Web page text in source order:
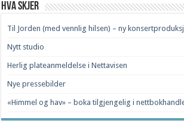
Hva skjer
Til Jorden (med vennlig hilsen) – ny
Nytt studio
Herlig plateanmeldelse i Nettavisen
Nye pressebilder
«Himmel og hav» – boka tilgjengelig i